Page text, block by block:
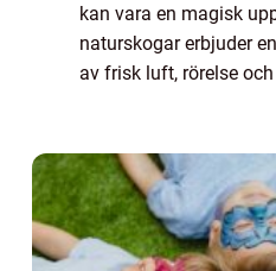
kan vara en magisk
naturskogar erbjuder
av frisk luft, rörelse